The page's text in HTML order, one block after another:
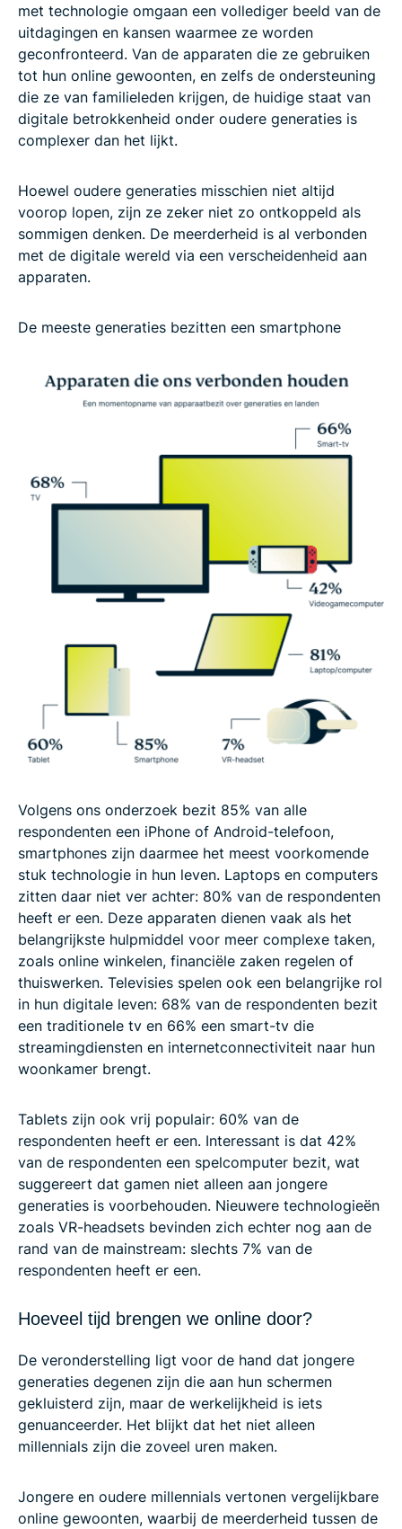
met technologie omgaan een vollediger beeld van de
uitdagingen en kansen waarmee ze worden
geconfronteerd. Van de apparaten die ze gebruiken
tot hun online gewoonten, en zelfs de ondersteuning
die ze van familieleden krijgen, de huidige staat van
digitale betrokkenheid onder oudere generaties is
complexer dan het lijkt.
Hoewel oudere generaties misschien niet altijd
voorop lopen, zijn ze zeker niet zo ontkoppeld als
sommigen denken. De meerderheid is al verbonden
met de digitale wereld via een verscheidenheid aan
apparaten.
De meeste generaties bezitten een smartphone
Volgens ons onderzoek bezit 85% van alle
respondenten een iPhone of Android-telefoon,
smartphones zijn daarmee het meest voorkomende
stuk technologie in hun leven. Laptops en computers
zitten daar niet ver achter: 80% van de respondenten
heeft er een. Deze apparaten dienen vaak als het
belangrijkste hulpmiddel voor meer complexe taken,
zoals online winkelen, financiële zaken regelen of
thuiswerken. Televisies spelen ook een belangrijke rol
in hun digitale leven: 68% van de respondenten bezit
een traditionele tv en 66% een smart-tv die
streamingdiensten en internetconnectiviteit naar hun
woonkamer brengt.
Tablets zijn ook vrij populair: 60% van de
respondenten heeft er een. Interessant is dat 42%
van de respondenten een spelcomputer bezit, wat
suggereert dat gamen niet alleen aan jongere
generaties is voorbehouden. Nieuwere technologieën
zoals VR-headsets bevinden zich echter nog aan de
rand van de mainstream: slechts 7% van de
respondenten heeft er een.
Hoeveel tijd brengen we online door?
De veronderstelling ligt voor de hand dat jongere
generaties degenen zijn die aan hun schermen
gekluisterd zijn, maar de werkelijkheid is iets
genuanceerder. Het blijkt dat het niet alleen
millennials zijn die zoveel uren maken.
Jongere en oudere millennials vertonen vergelijkbare
online gewoonten, waarbij de meerderheid tussen de